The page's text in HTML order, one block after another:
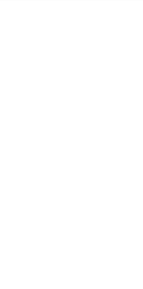
FTP 2
planer